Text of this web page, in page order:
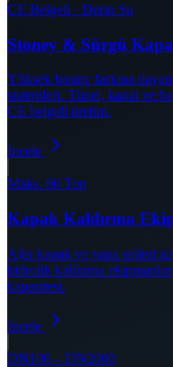
CE Belgeli · Derin Su
Stoney & Sürgü
Yüksek basınç farkına
sistemleri. Tünel, kanal ve
CE belgeli üretim.
İncele
Maks. 60 Ton
Kapak Kaldırma
Ağır kapak ve vana setleri
hidrolik kaldırma
kapasitesi.
İncele
DN100 – DN2000